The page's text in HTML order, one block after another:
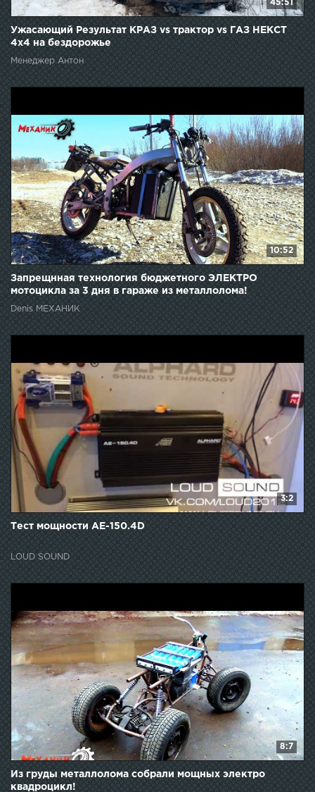
45:51
Ужасающий Результат КРАЗ vs трактор vs ГАЗ НЕКСТ
4х4 на бездорожье
Менеджер Антон
10:52
Запрещнная технология бюджетного ЭЛЕКТРО
мотоцикла за 3 дня в гараже из металлолома!
Denis МЕХАНИК
3:2
Тест мощности AE-150.4D
LOUD SOUND
8:7
Из груды металлолома собрали мощных электро
квадроцикл!